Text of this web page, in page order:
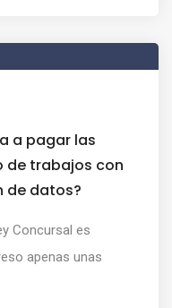
a pagar las
de trabajos con
de datos?
Concursal es
apenas unas